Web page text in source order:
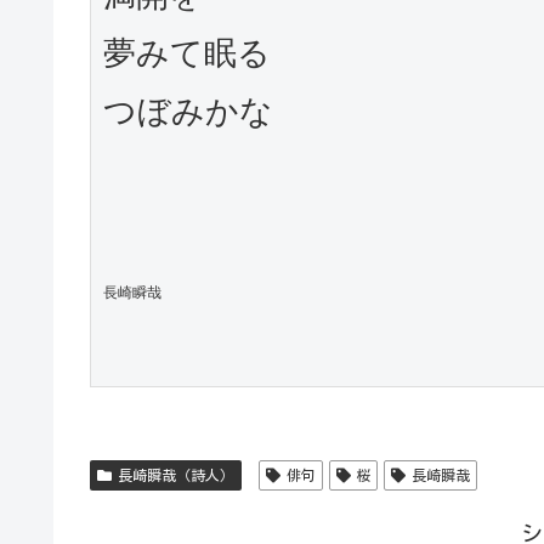
夢みて眠る
つぼみかな
長崎瞬哉
長崎瞬哉（詩人） 俳句 桜 長崎瞬哉